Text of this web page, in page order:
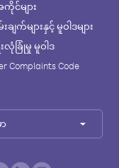
များ
ျက်များနှင့် မူဝါဒများ
ခြုံမှု မူဝါဒ
Complaints Code
ာ